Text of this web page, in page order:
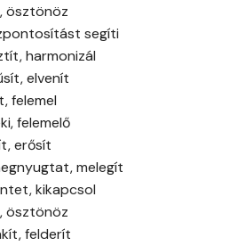
ösztönöz
segíti
harmonizál
elvenít
felemel
felemelő
erősít
melegít
kikapcsol
ösztönöz
felderít